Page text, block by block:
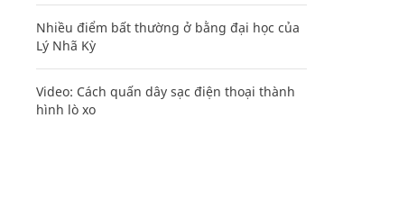
Nhiều điểm bất thường ở bằng đại học của
Lý Nhã Kỳ
Video: Cách quấn dây sạc điện thoại thành
hình lò xo